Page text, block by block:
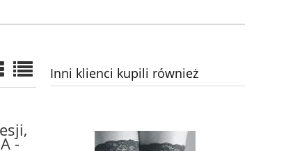
-
Inni klienci kupili również